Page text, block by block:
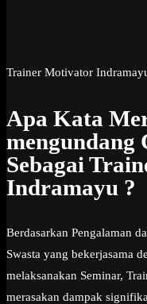
Trainer Motivator
Apa Kata
mengundang
Sebagai
Indramayu ?
Berdasarkan Pengalaman
Swasta yang bekerjasama
melaksanakan Seminar,
merasakan dampak